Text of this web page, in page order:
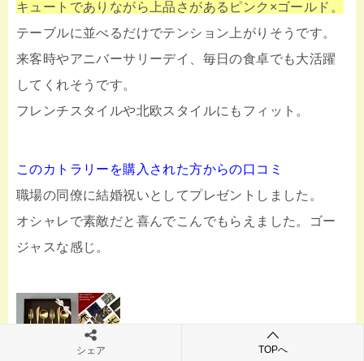
キュートでありながら上品さがあるピンク×ゴールド。
テーブルに並べるだけでテンション上がりそうです。
来客時やアニバーサリーデイ、毎日の食卓でも大活躍
してくれそうです。
フレンチスタイルや北欧スタイルにもフィット。
このカトラリーを購入された方からの口コミ
職場の同僚に結婚祝いとしてプレゼントしました。
オシャレで素敵だと喜んでこんでもらえました。
ゴー
ジャスな感じ。
シェア TOPへ